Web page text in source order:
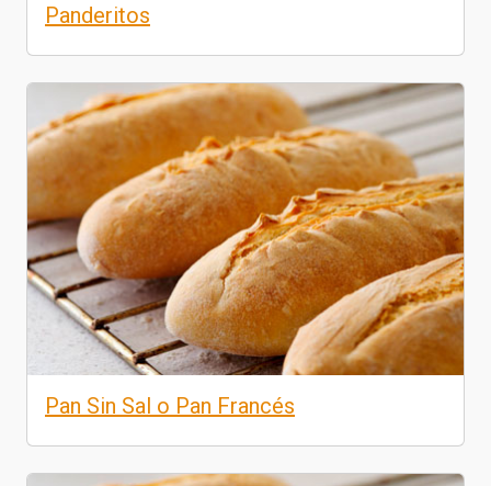
Panderitos
Pan Sin Sal o Pan Francés